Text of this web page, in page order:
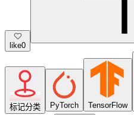
like0
标记分类 PyTorch TensorFlow